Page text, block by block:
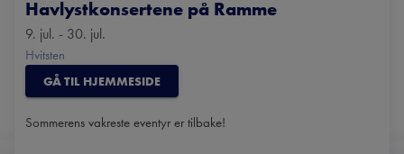
Havlystkonsertene på Ramme
9. jul. - 30. jul.
Hvitsten
GÅ TIL HJEMMESIDE
Sommerens vakreste eventyr er tilbake!